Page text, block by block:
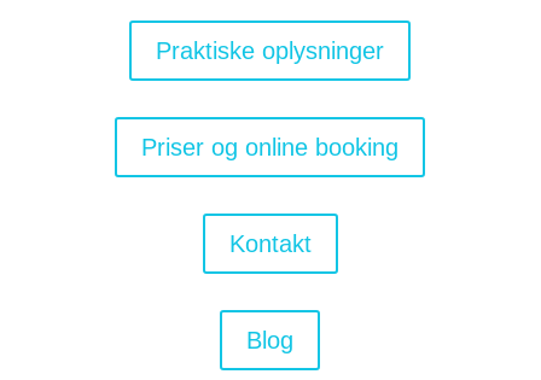
Praktiske oplysninger
Priser og online booking
Kontakt
Blog